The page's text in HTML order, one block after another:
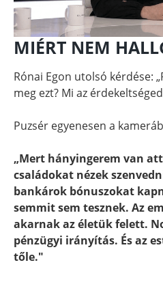
MIÉRT NEM
Rónai Egon utolsó kérdése:
meg ezt? Mi az
Puzsér egyenesen a
„Mert hányingerem van
családokat nézek
bankárok bónuszokat
semmit sem tesznek. Az
akarnak az életük felett.
pénzügyi irányítás. És az
tőle."